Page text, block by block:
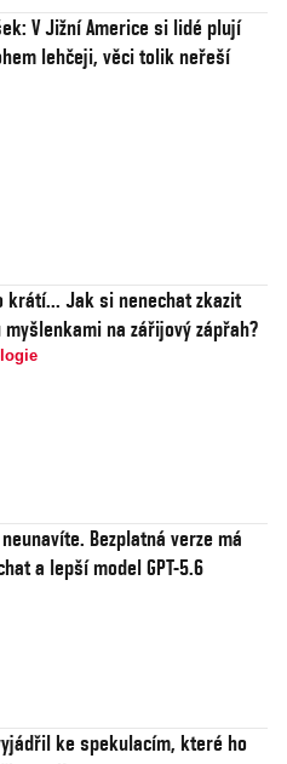
V Jižní Americe si lidé plují
lehčeji, věci tolik neřeší
krátí... Jak si nenechat zkazit
na zářijový zápřah?
neunavíte. Bezplatná verze má
a lepší model GPT-5.6
ke spekulacím, které ho